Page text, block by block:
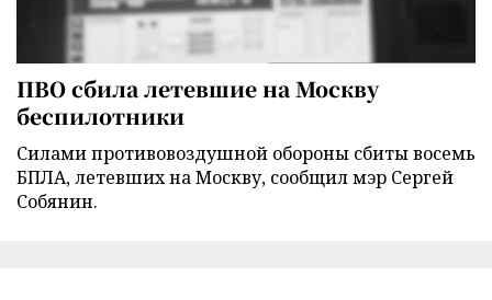
ПВО сбила летевшие на Москву
беспилотники
Силами противовоздушной обороны сбиты восемь
БПЛА, летевших на Москву, сообщил мэр Сергей
Собянин.